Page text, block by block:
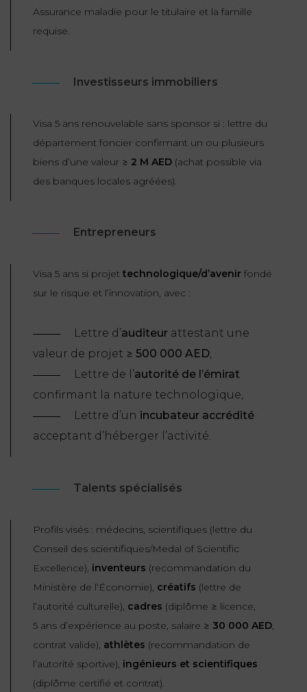
Assurance maladie pour le titulaire et la famille
requise.
Investisseurs immobiliers
Visa 5 ans renouvelable sans sponsor si : lettre du
département foncier confirmant un ou plusieurs
biens d’une valeur ≥ 2 M AED (achat possible via
des banques locales agréées).
Entrepreneurs
Visa 5 ans si projet technologique/d’avenir fondé
sur le risque et l’innovation, avec :
Lettre d’auditeur attestant une
valeur de projet ≥ 500 000 AED,
Lettre de l’autorité de l’émirat
confirmant la nature technologique,
Lettre d’un incubateur accrédité
acceptant d’héberger l’activité.
Talents spécialisés
Profils visés : médecins, scientifiques (lettre du
Conseil des scientifiques/Medal of Scientific
Excellence), inventeurs (recommandation du
Ministère de l’Économie), créatifs (lettre de
l’autorité culturelle), cadres (diplôme ≥ licence,
5 ans d’expérience au poste, salaire ≥ 30 000 AED,
contrat valide), athlètes (recommandation de
l’autorité sportive), ingénieurs et scientifiques
(diplôme certifié et contrat).